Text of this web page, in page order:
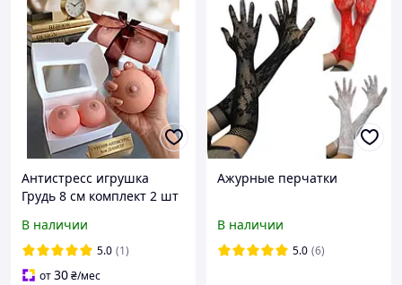
Антистресс игрушка
Грудь 8 см комплект 2 шт
силиконовый сквиш
мялка сувенир прикол
для мужчин
В наличии
5.0 (1)
от30₴/мес
Ажурные перчатки
В наличии
5.0 (6)